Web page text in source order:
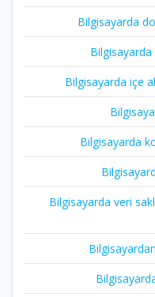
Bilgisayarda
Bilgisayarda
Bilgisayarda içe
Bilgisayarda
Bilgisayarda veri